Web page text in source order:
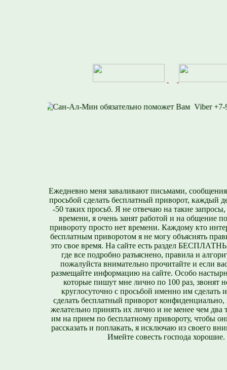
812-716-1577
Ежедневно меня заваливают письмами,
просьбой сделать бесплатный приворот, каждый
-50 таких просьб. Я не отвечаю на такие
времени, я очень занят работой и на общение
привороту просто нет времени. Каждому кто
бесплатным приворотом я не могу объяснять
это свое время. На сайте есть раздел
где все подробно разъяснено, правила и
пожалуйста внимательно прочитайте и если
размещайте информацию на сайте. Особо
которые пишут мне лично по 100 раз, звонят
круглосуточно с просьбой именно им сделать
сделать бесплатный приворот конфиденциально,
желательно принять их лично и не менее чем два
им на прием по бесплатному привороту, чтобы
рассказать и поплакать, я исключаю из своего
Имейте совесть господа хорошие.